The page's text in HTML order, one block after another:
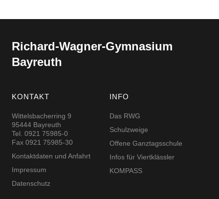
Richard-​​Wagner-​​Gymnasium
Bayreuth
KONTAKT
Wittelsbacherring 9
95444 Bayreuth
Tel. 0921 75985-0
Fax 0921 75985-30
Kontaktdaten und Anfahrt
Impressum
Datenschutz
INFO
Das RWG
Schulzweige
Offene Ganztagsschule
Infos für Viertklässler
KOMPASS